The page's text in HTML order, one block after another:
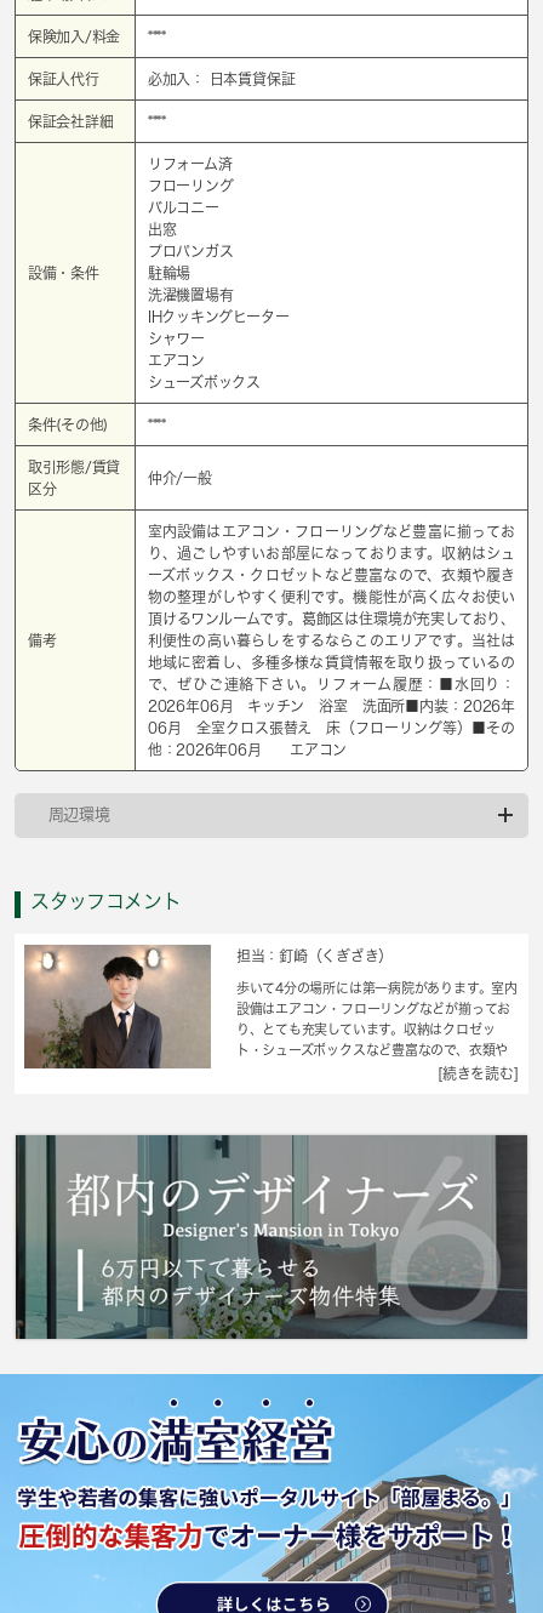
保険加入/料金 ****
保証人代行 必加入： 日本賃貸保証
保証会社詳細 ****
設備・条件
リフォーム済
フローリング
バルコニー
出窓
プロパンガス
駐輪場
洗濯機置場有
IHクッキングヒーター
シャワー
エアコン
シューズボックス
条件(その他) ****
取引形態/賃貸
区分
仲介/一般
備考
室内設備はエアコン・フローリングなど豊富に揃ってお
り、過ごしやすいお部屋になっております。収納はシュ
ーズボックス・クロゼットなど豊富なので、衣類や履き
物の整理がしやすく便利です。機能性が高く広々お使い
頂けるワンルームです。葛飾区は住環境が充実しており、
利便性の高い暮らしをするならこのエリアです。当社は
地域に密着し、多種多様な賃貸情報を取り扱っているの
で、ぜひご連絡下さい。リフォーム履歴：■水回り：
2026年06月 キッチン 浴室 洗面所■内装：2026年
06月 全室クロス張替え 床（フローリング等）■その
他：2026年06月 エアコン
周辺環境
スタッフコメント
担当：釘崎（くぎざき）
歩いて4分の場所には第一病院があります。室内
設備はエアコン・フローリングなどが揃ってお
り、とても充実しています。収納はクロゼッ
ト・シューズボックスなど豊富なので、衣類や
履き物の整理がしやすく便利です。バルコニー
物件です。こちらは駐輪場付きの物件です。そ
コミュニティで、新しい住まいを探してみませ
んか。
[続きを読む]